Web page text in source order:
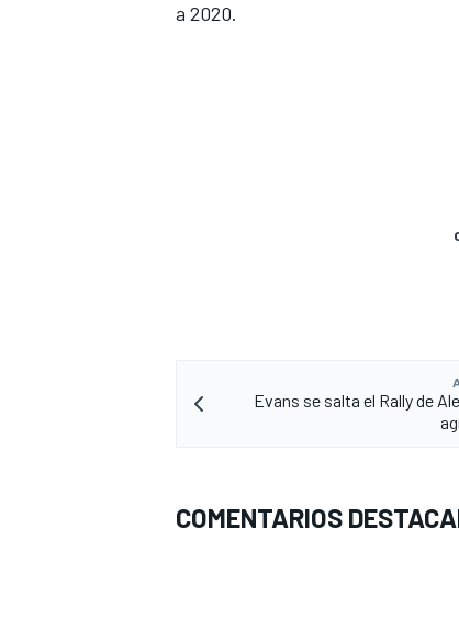
a 2020.
Evans se salta el Rally de
COMENTARIOS